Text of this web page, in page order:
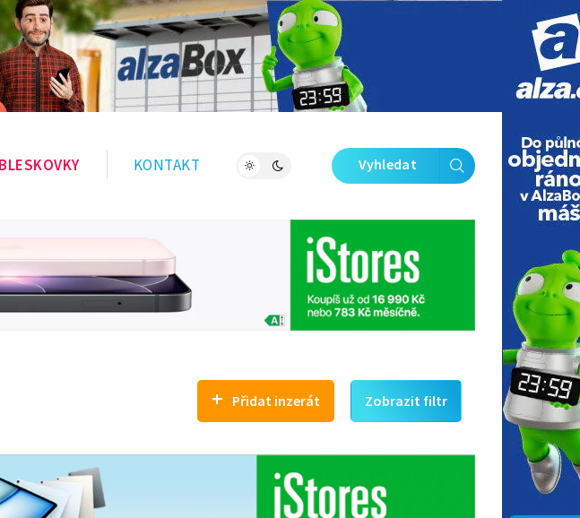
BLESKOVKY KONTAKT Vyhledat
+ Přidat inzerát Zobrazit filtr
Zavřít galerii